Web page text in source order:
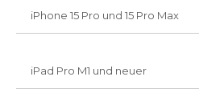
iPhone 15 Pro und 15 Pro Max
iPad Pro M1 und neuer